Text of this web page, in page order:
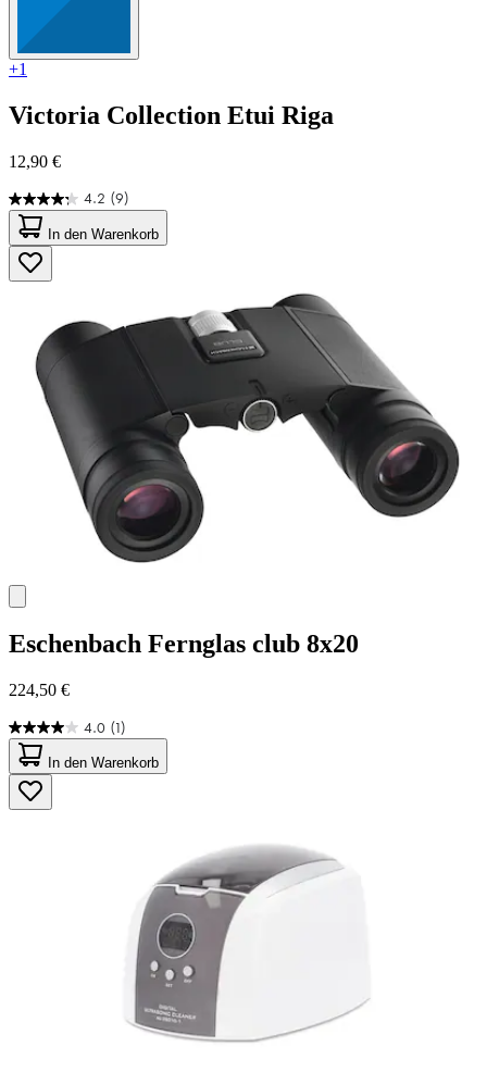
+1
Victoria Collection Etui Riga
12,90 €
4.2 (9)
4.2
von
5
Sternen.
9
In den Warenkorb
Eschenbach Fernglas club 8x20
224,50 €
4.0 (1)
4.0
von
5
Sternen.
1
In den Warenkorb